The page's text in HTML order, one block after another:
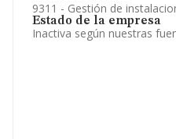
9311 - Gestión de
Estado de la empresa
Inactiva según nuestras